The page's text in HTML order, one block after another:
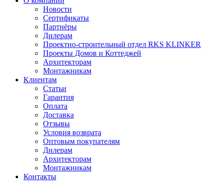
Новости
Сертификаты
Партнёры
Дилерам
Проектно-строительный отдел RKS KLINKER
Проекты Домов и Коттеджей
Архитекторам
Монтажникам
Клиентам
Статьи
Гарантия
Оплата
Доставка
Отзывы
Условия возврата
Оптовым покупателям
Дилерам
Архитекторам
Монтажникам
Контакты